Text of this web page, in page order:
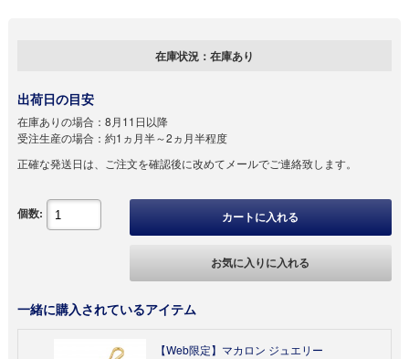
在庫状況： 在庫あり
出荷日の目安
在庫ありの場合： 8月11日以降
受注生産の場合： 約1ヵ月半～2ヵ月半程度
正確な発送日は、ご注文を確認後に改めてメールでご連絡致します。
個数: カートに入れる
お気に入りに入れる
一緒に購入されているアイテム
【Web限定】マカロン ジュエリー